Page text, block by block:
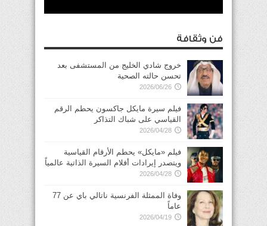
فن وثقافة
خروج شادي الخليج من المستشفى بعد
تحسن حالته الصحية
2026/06/26
فيلم سيرة مايكل جاكسون يحطم الرقم
القياسي على شباك التذاكر
2026/04/28
فيلم «مايكل» يحطم الأرقام القياسية
ويتصدر إيرادات أفلام السيرة الذاتية عالمياً
2026/04/28
وفاة الممثلة الفرنسية ناتالي باي عن 77
عاماً
2026/04/19